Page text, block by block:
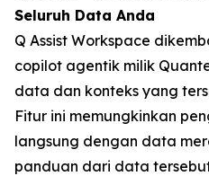
Seluruh Data Anda
Q Assist Workspace
copilot agentik milik
data dan konteks yang
Fitur ini memungkinkan
langsung dengan data
panduan dari data